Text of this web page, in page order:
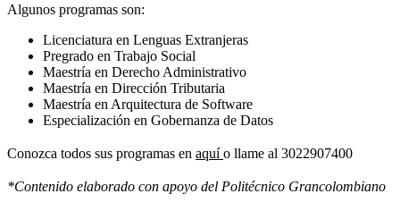
Algunos programas son:
Licenciatura en Lenguas Extranjeras
Pregrado en Trabajo Social
Maestría en Derecho Administrativo
Maestría en Dirección Tributaria
Maestría en Arquitectura de Software
Especialización en Gobernanza de Datos
Conozca todos sus programas en aquío llame al 3022907400
*Contenido elaborado con apoyo del Politécnico Grancolombiano